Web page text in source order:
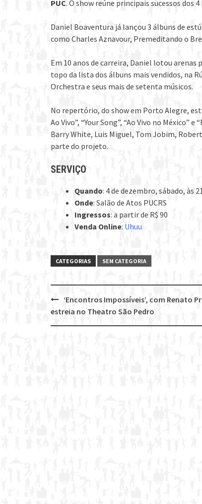
PUC. O show reúne principais sucessos dos
Daniel Boaventura já lançou 3 álbuns de
como Charles Aznavour, Premeditando o
Em 10 anos de carreira, Daniel lotou arenas
topo da lista dos álbuns mais vendidos, na
Orchestra e seus mais de setenta músicos.
No repertório, do show em Porto Alegre,
Ao Vivo”, “Your Song”, “Ao Vivo no México”
Barry White, Luis Miguel, Tom Jobim,
parte do projeto.
SERVIÇO
Quando: 4 de dezembro, sábado, às
Onde: Salão de Atos PUCRS
Ingressos: a partir de R$ 90
Venda Online: Uhuu
CATEGORIAS SEM CATEGORIA
Post
navigation
‘Encontros Impossíveis’, com Renato
estreia no Theatro São Pedro